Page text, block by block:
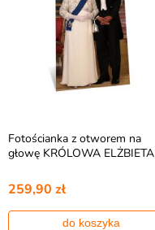
Fotościanka z otworem na
głowę KRÓLOWA ELŻBIETA
259,90 zł
do koszyka